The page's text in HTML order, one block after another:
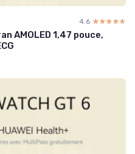
4.6 ☆☆☆☆☆
★★★★★
AMOLED 1,47 pouce,